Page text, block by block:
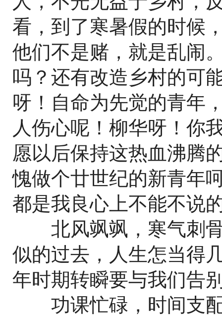
看，到了寒暑假的时候
他们不是赌，就是乱闹
吗？还有改造乡村的可
呀！自命为先觉的青年
人伤心呢！柳华呀！你
愿以后保持这热血沸腾
愧做个廿世纪的新青年
都是我良心上不能不说
北风飒飒，寒气刺骨
似的过去，人生怎当得
年时期转瞬要与我们告
功课忙碌，时间支配